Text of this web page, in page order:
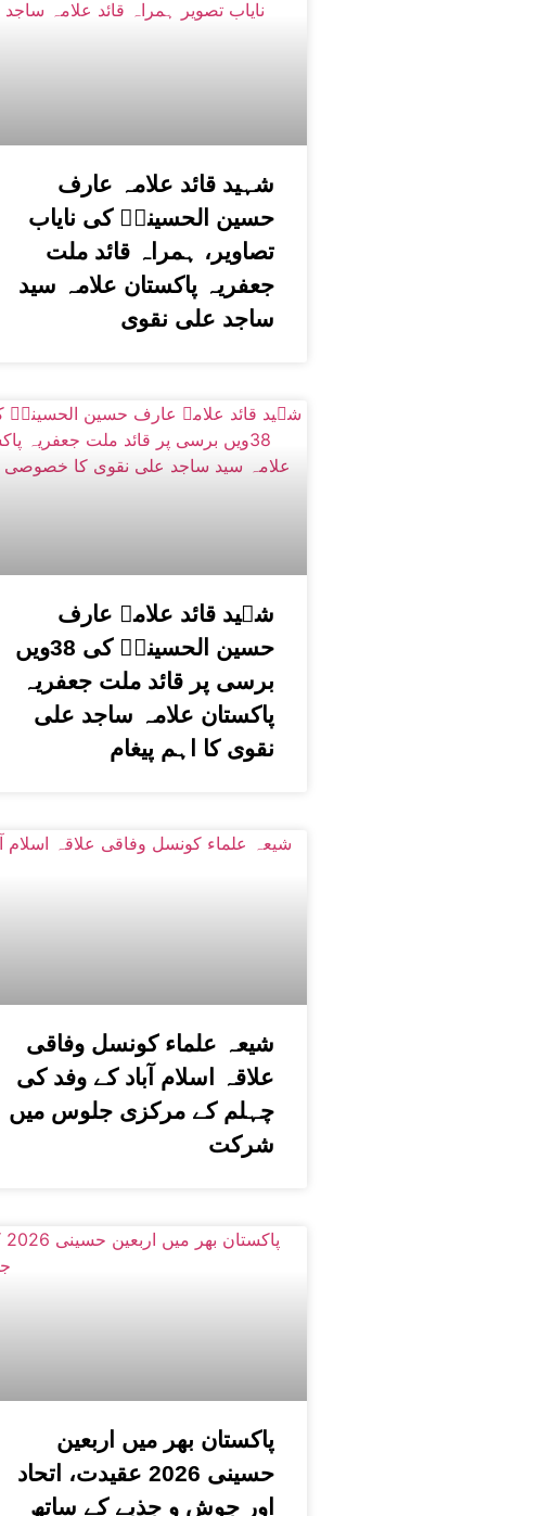
شہید قائد علامہ عارف
حسین الحسینیؒ کی نایاب
تصاویر، ہمراہ قائد ملت
جعفریہ پاکستان علامہ سید
ساجد علی نقوی
شہید قائد علامہ عارف
حسین الحسینیؒ کی 38ویں
برسی پر قائد ملت جعفریہ
پاکستان علامہ ساجد علی
نقوی کا اہم پیغام
شیعہ علماء کونسل وفاقی
علاقہ اسلام آباد کے وفد کی
چہلم کے مرکزی جلوس میں
شرکت
پاکستان بھر میں اربعین
حسینی 2026 عقیدت، اتحاد
اور جوش و جذبے کے ساتھ